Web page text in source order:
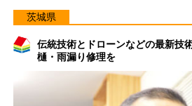
茨城県
伝統技術とドローンなどの最新技
樋・雨漏り修理を